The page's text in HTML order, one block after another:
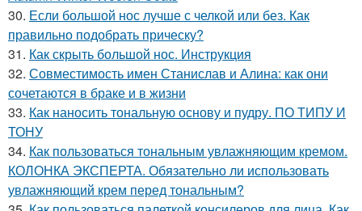
30. Если большой нос лучше с челкой или без. Как
правильно подобрать прическу?
31. Как скрыть большой нос. Инструкция
32. Совместимость имен Станислав и Алина: как они
сочетаются в браке и в жизни
33. Как наносить тональную основу и пудру. ПО ТИПУ И
ТОНУ
34. Как пользоваться тональным увлажняющим кремом.
КОЛОНКА ЭКСПЕРТА. Обязательно ли использовать
увлажняющий крем перед тональным?